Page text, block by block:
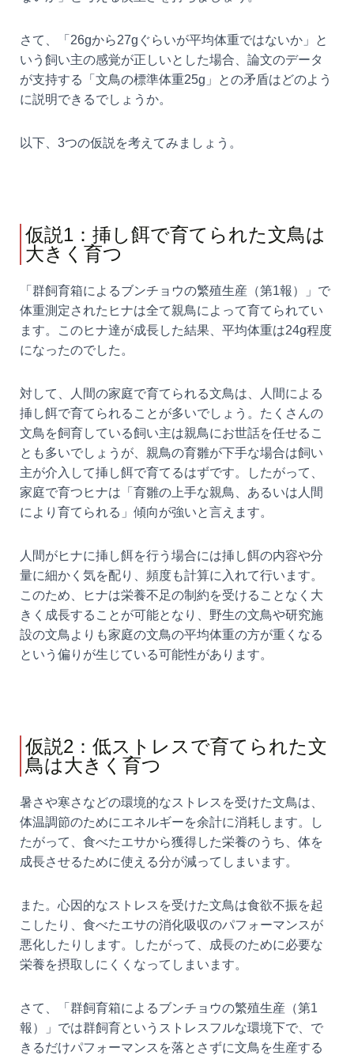
さて、「26gから27gぐらいが平均体重ではないか」と
いう飼い主の感覚が正しいとした場合、論文のデータ
が支持する「文鳥の標準体重25g」との矛盾はどのよう
に説明できるでしょうか。
以下、3つの仮説を考えてみましょう。
仮説1：挿し餌で育てられた文鳥は
大きく育つ
「群飼育箱によるブンチョウの繁殖生産（第1報）」で
体重測定されたヒナは全て親鳥によって育てられてい
ます。このヒナ達が成長した結果、平均体重は24g程度
になったのでした。
対して、人間の家庭で育てられる文鳥は、人間による
挿し餌で育てられることが多いでしょう。たくさんの
文鳥を飼育している飼い主は親鳥にお世話を任せるこ
とも多いでしょうが、親鳥の育雛が下手な場合は飼い
主が介入して挿し餌で育てるはずです。したがって、
家庭で育つヒナは「育雛の上手な親鳥、あるいは人間
により育てられる」傾向が強いと言えます。
人間がヒナに挿し餌を行う場合には挿し餌の内容や分
量に細かく気を配り、頻度も計算に入れて行います。
このため、ヒナは栄養不足の制約を受けることなく大
きく成長することが可能となり、野生の文鳥や研究施
設の文鳥よりも家庭の文鳥の平均体重の方が重くなる
という偏りが生じている可能性があります。
仮説2：低ストレスで育てられた文
鳥は大きく育つ
暑さや寒さなどの環境的なストレスを受けた文鳥は、
体温調節のためにエネルギーを余計に消耗します。し
たがって、食べたエサから獲得した栄養のうち、体を
成長させるために使える分が減ってしまいます。
また。心因的なストレスを受けた文鳥は食欲不振を起
こしたり、食べたエサの消化吸収のパフォーマンスが
悪化したりします。したがって、成長のために必要な
栄養を摂取しにくくなってしまいます。
さて、「群飼育箱によるブンチョウの繁殖生産（第1
報）」では群飼育というストレスフルな環境下で、で
きるだけパフォーマンスを落とさずに文鳥を生産する